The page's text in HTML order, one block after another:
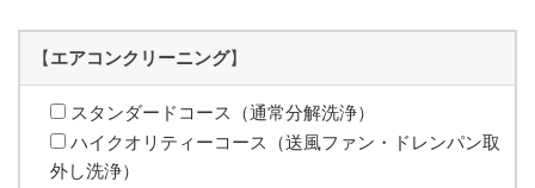
【エアコンクリーニング】
スタンダードコース（通常分解洗浄）
ハイクオリティーコース（送風ファン・ドレンパン取
外し洗浄）